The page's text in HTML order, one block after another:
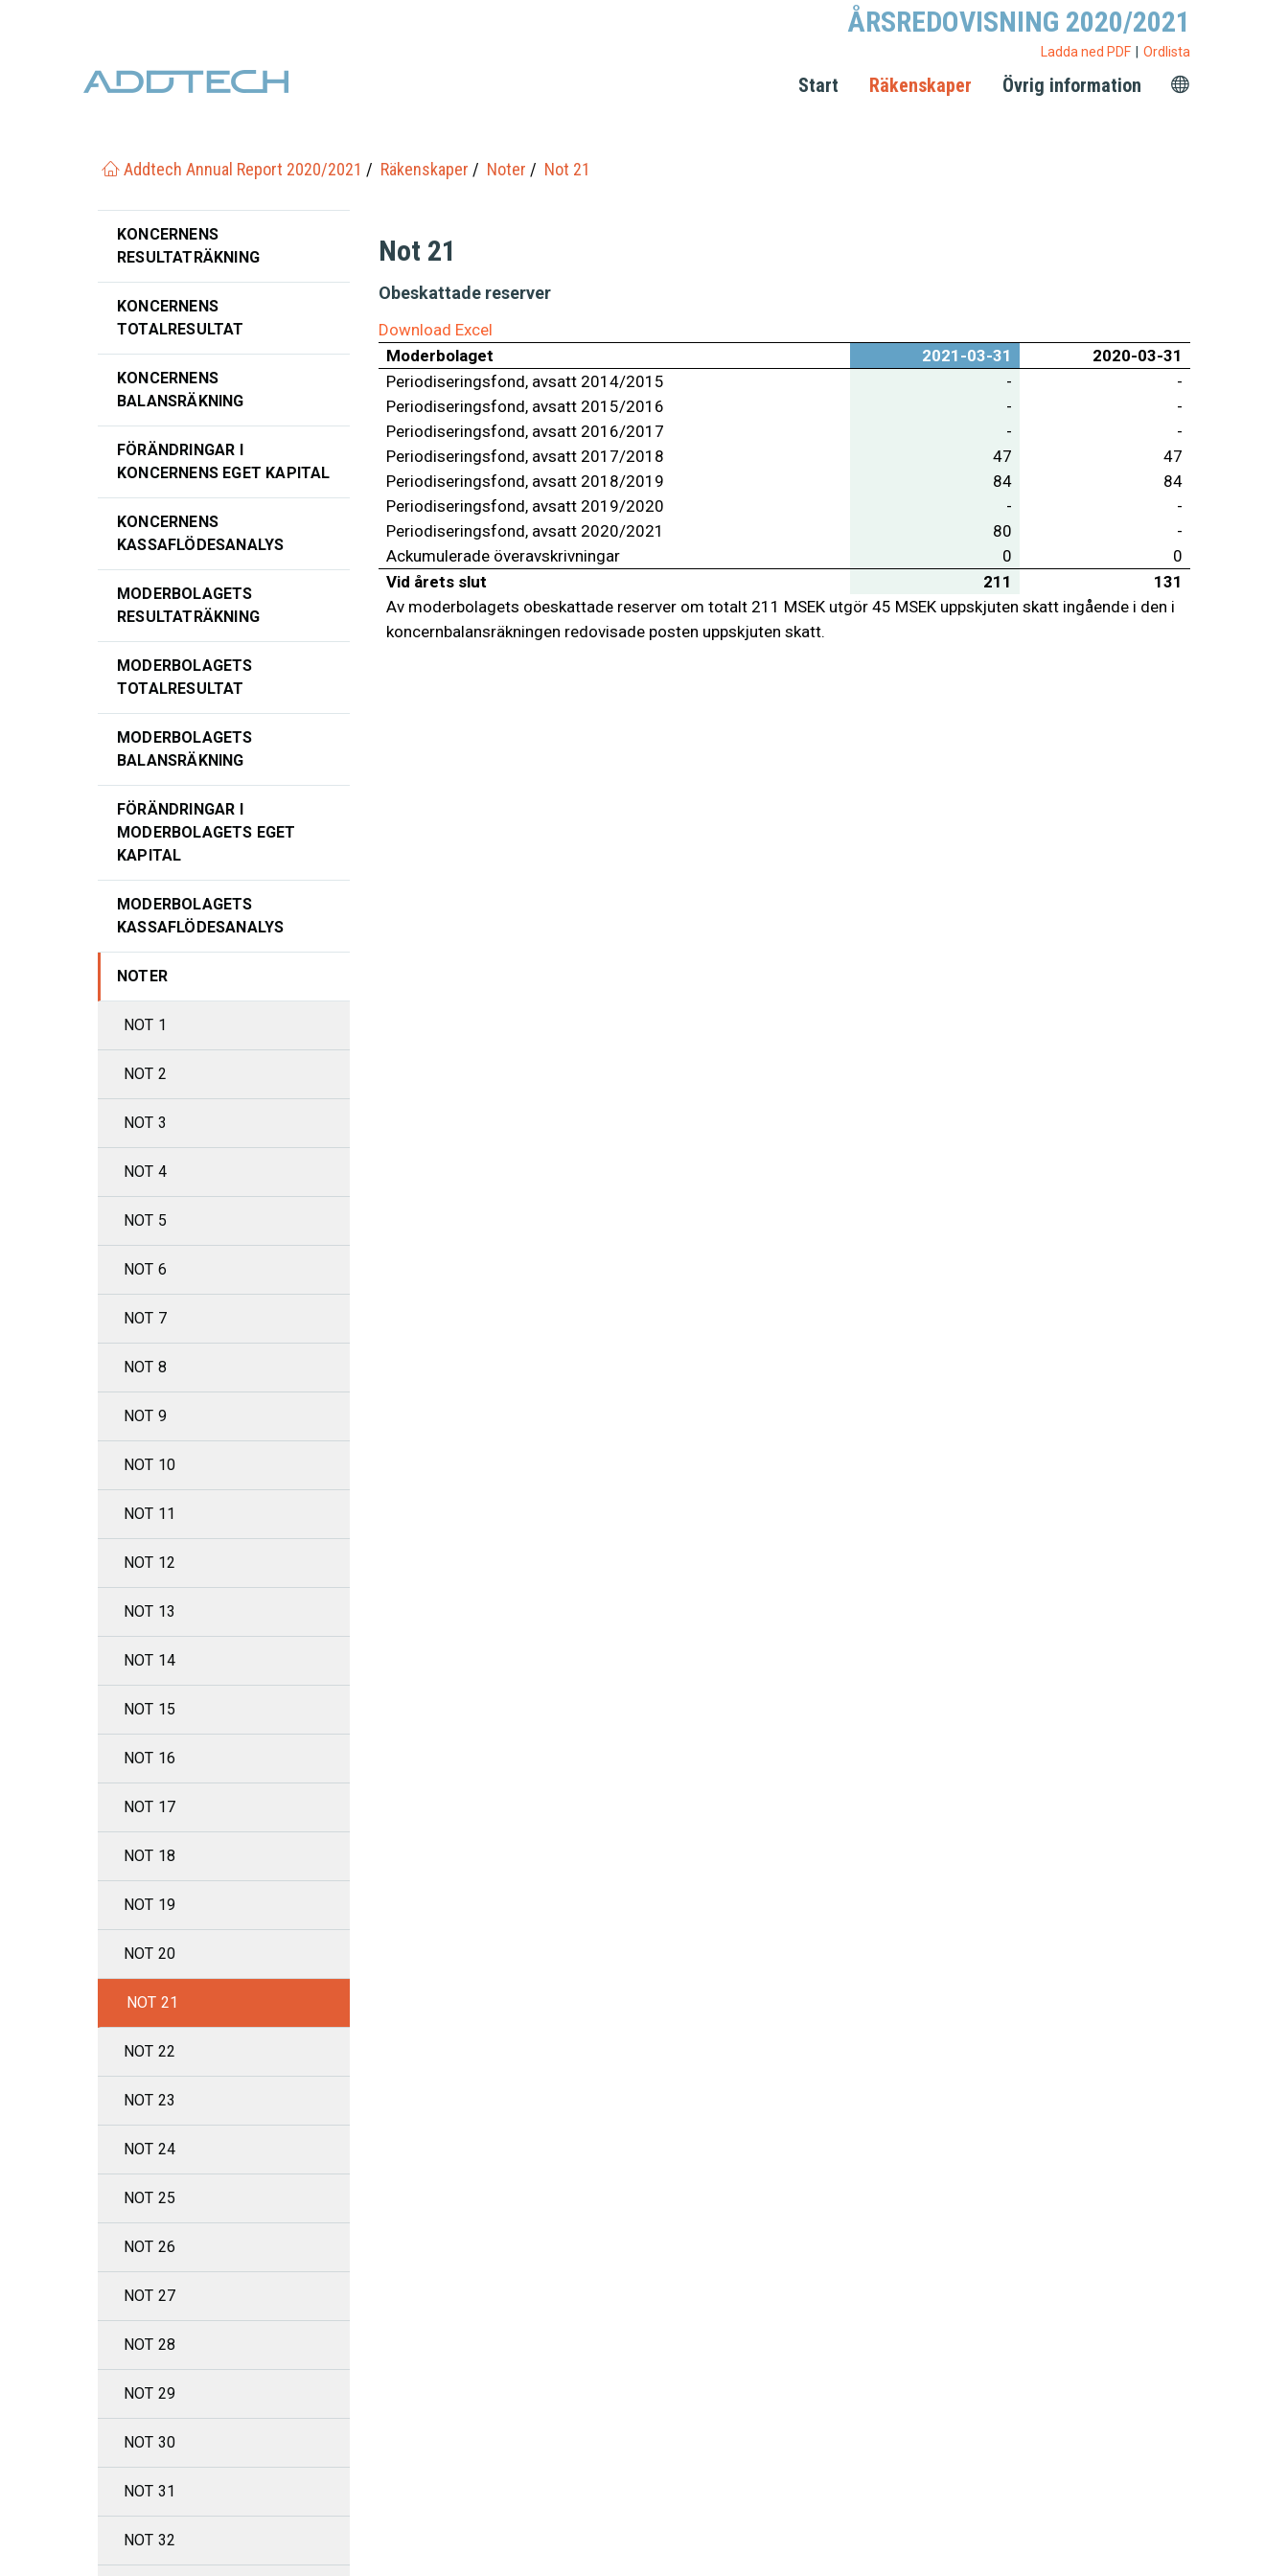
ÅRSREDOVISNING 2020/2021
Ladda ned PDF Ordlista
Start Räkenskaper Övrig information
Addtech Annual Report 2020/2021 Räkenskaper Noter Not 21
Not 21
Obeskattade reserver
Download Excel
Moderbolaget
2021-03-31
2020-03-31
Periodiseringsfond, avsatt 2014/2015
-
-
Periodiseringsfond, avsatt 2015/2016
-
-
Periodiseringsfond, avsatt 2016/2017
-
-
Periodiseringsfond, avsatt 2017/2018
47
47
Periodiseringsfond, avsatt 2018/2019
84
84
Periodiseringsfond, avsatt 2019/2020
-
-
Periodiseringsfond, avsatt 2020/2021
80
-
Ackumulerade överavskrivningar
0
0
Vid årets slut
211
131
Av moderbolagets obeskattade reserver om totalt 211 MSEK utgör 45 MSEK uppskjuten skatt ingående i den i
koncernbalansräkningen redovisade posten uppskjuten skatt.
KONCERNENS
RESULTATRÄKNING
KONCERNENS
TOTALRESULTAT
KONCERNENS
BALANSRÄKNING
FÖRÄNDRINGAR I
KONCERNENS EGET KAPITAL
KONCERNENS
KASSAFLÖDESANALYS
MODERBOLAGETS
RESULTATRÄKNING
MODERBOLAGETS
TOTALRESULTAT
MODERBOLAGETS
BALANSRÄKNING
FÖRÄNDRINGAR I
MODERBOLAGETS EGET
KAPITAL
MODERBOLAGETS
KASSAFLÖDESANALYS
NOTER
NOT 1
NOT 2
NOT 3
NOT 4
NOT 5
NOT 6
NOT 7
NOT 8
NOT 9
NOT 10
NOT 11
NOT 12
NOT 13
NOT 14
NOT 15
NOT 16
NOT 17
NOT 18
NOT 19
NOT 20
NOT 21
NOT 22
NOT 23
NOT 24
NOT 25
NOT 26
NOT 27
NOT 28
NOT 29
NOT 30
NOT 31
NOT 32